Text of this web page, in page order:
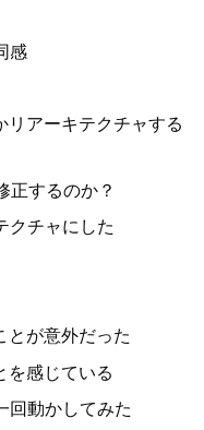
感
アーキテクチャする
正するのか？
クチャにした
とが意外だった
を感じている
回動かしてみた